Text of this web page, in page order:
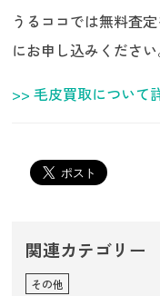
うるココでは無料査
にお申し込みくださ
>> 毛皮買取について
関連カテゴリー
その他